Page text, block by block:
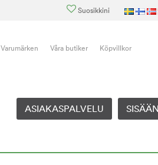
Suosikkini
Varumärken Våra butiker Köpvillkor
ASIAKASPALVELU